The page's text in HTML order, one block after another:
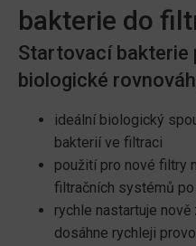
bakterie do
Startovací bakterie
biologické
ideální biologický
bakterií ve filtraci
použití pro nové filtry
filtračních systémů
rychle nastartuje
dosáhne rychleji